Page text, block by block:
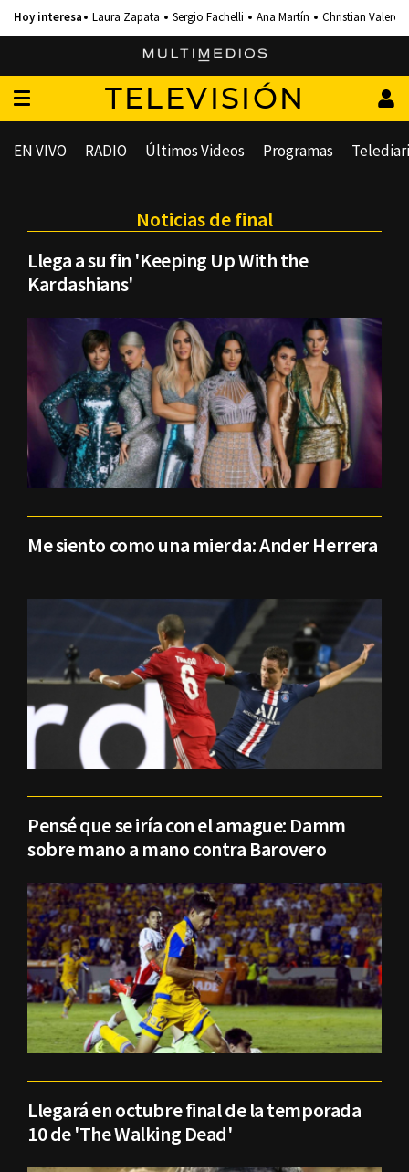
Laura Zapata Sergio Fachelli Ana Martín Christian Valero
TELEVISIÓN
EN VIVO RADIO Últimos Videos Programas
Noticias de final
Llega a su fin 'Keeping Up With the
Kardashians'
Me siento como una mierda: Ander Herrera
Pensé que se iría con el amague: Damm
sobre mano a mano contra Barovero
Llegará en octubre final de la temporada
10 de 'The Walking Dead'